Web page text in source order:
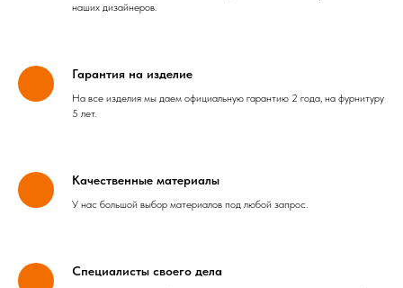
наших дизайнеров.
Гарантия на изделие
На все изделия мы даем официальную гарантию 2 года, на фурнитуру
5 лет.
Качественные материалы
У нас большой выбор материалов под любой запрос.
Специалисты своего дела